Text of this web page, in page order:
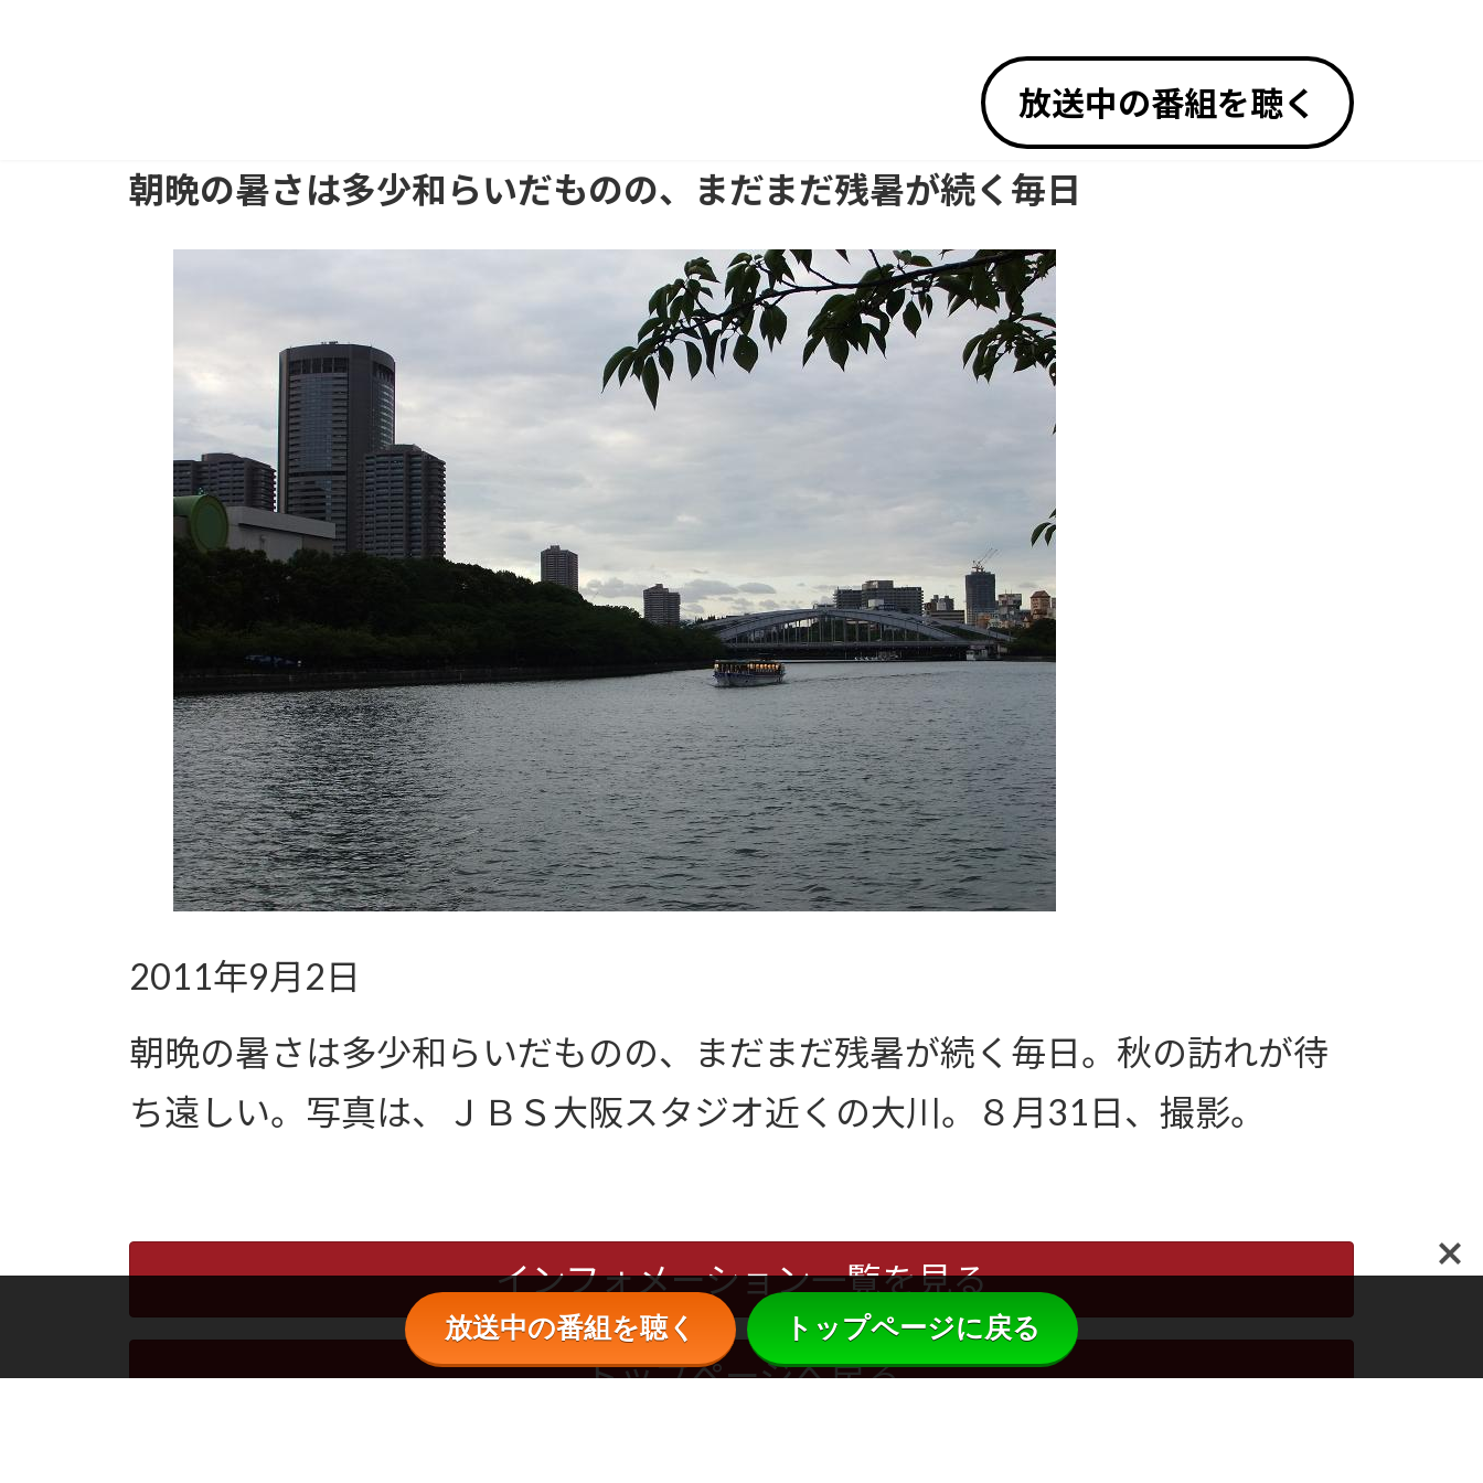
放送中の番組を聴く
朝晩の暑さは多少和らいだものの、まだまだ残暑が続く毎日
2011年9月2日
朝晩の暑さは多少和らいだものの、まだまだ残暑が続く毎日。秋の訪れが待
ち遠しい。写真は、ＪＢＳ大阪スタジオ近くの大川。８月31日、撮影。
インフォメーション一覧を見る
トップページへ戻る
放送中の番組を聴く トップページに戻る